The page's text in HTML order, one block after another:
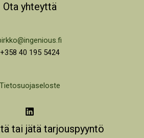
Ota yhteyttä
+358 40 195 5424
Tietosuojaseloste
tai jätä tarjouspyyntö